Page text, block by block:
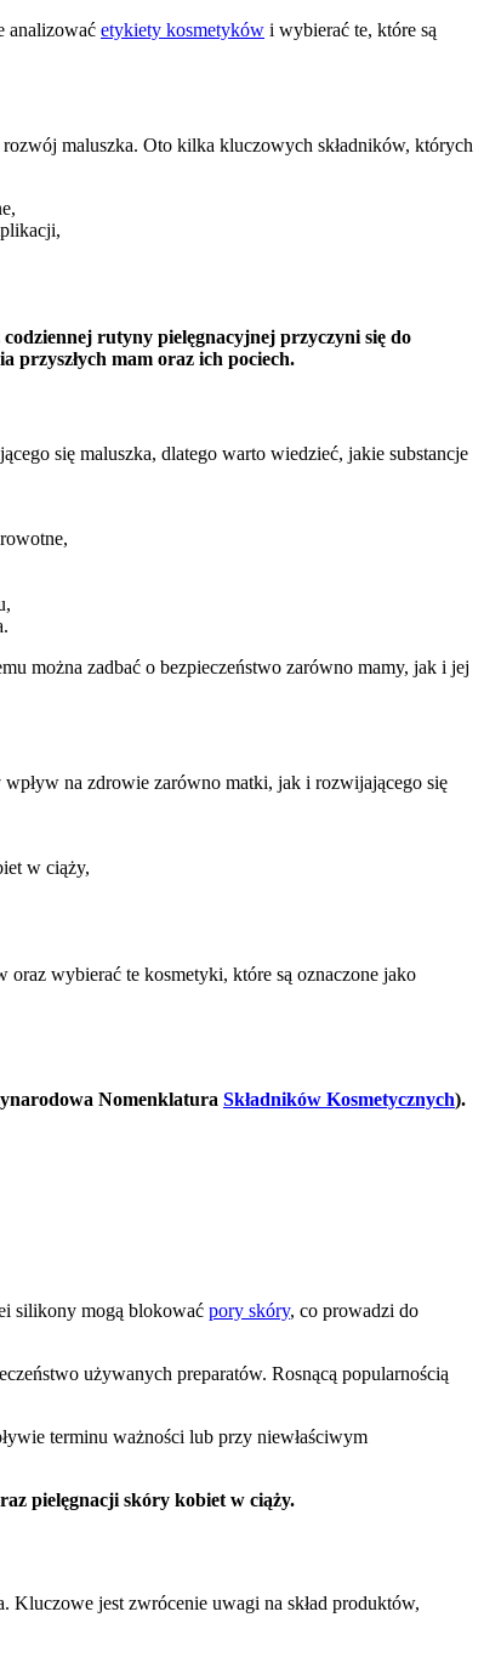
analizować etykiety kosmetyków i wybierać te, które są
maluszka. Oto kilka kluczowych składników, których
rutyny pielęgnacyjnej przyczyni się do
przyszłych mam oraz ich pociech.
się maluszka, dlatego warto wiedzieć, jakie substancje
można zadbać o bezpieczeństwo zarówno mamy, jak i jej
wpływ na zdrowie zarówno matki, jak i rozwijającego się
w ciąży,
wybierać te kosmetyki, które są oznaczone jako
Nomenklatura Składników Kosmetycznych).
silikony mogą blokować pory skóry, co prowadzi do
używanych preparatów. Rosnącą popularnością
terminu ważności lub przy niewłaściwym
pielęgnacji skóry kobiet w ciąży.
Kluczowe jest zwrócenie uwagi na skład produktów,